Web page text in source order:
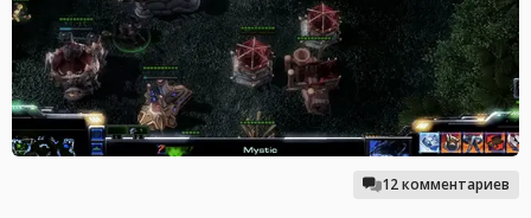
12 комментариев